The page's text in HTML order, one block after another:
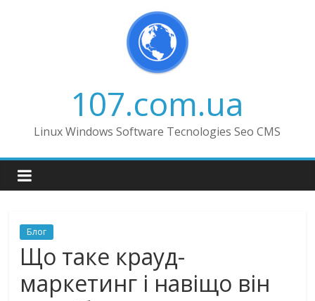
107.com.ua
Linux Windows Software Tecnologies Seo CMS
Блог
Що таке крауд-
маркетинг і навіщо він